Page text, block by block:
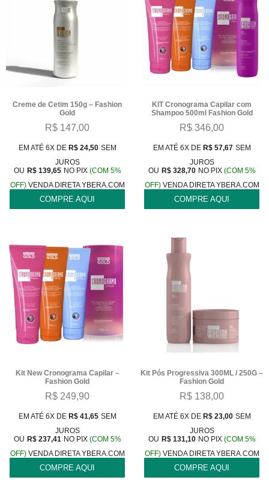
Creme de Cetim 150g – Fashion
Gold
R$ 147,00
EM ATÉ 6X DE R$24,50 SEM
JUROS
OU R$139,65 NO PIX (COM 5%
OFF)VENDA DIRETA YBERA.COM
COMPRE AQUI
KIT Cronograma Capilar com
Shampoo 500ml Fashion Gold
R$ 346,00
EM ATÉ 6X DE R$57,67 SEM
JUROS
OU R$328,70 NO PIX (COM 5%
OFF)VENDA DIRETA YBERA.COM
COMPRE AQUI
Kit New Cronograma Capilar –
Fashion Gold
R$ 249,90
EM ATÉ 6X DE R$41,65 SEM
JUROS
OU R$237,41 NO PIX (COM 5%
OFF)VENDA DIRETA YBERA.COM
COMPRE AQUI
Kit Pós Progressiva 300ML / 250G –
Fashion Gold
R$ 138,00
EM ATÉ 6X DE R$23,00 SEM
JUROS
OU R$131,10 NO PIX (COM 5%
OFF)VENDA DIRETA YBERA.COM
COMPRE AQUI